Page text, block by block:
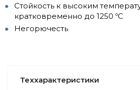
Стойкость к высоким
кратковременно до 1250 ºС
Негорючесть
Теххарактеристики